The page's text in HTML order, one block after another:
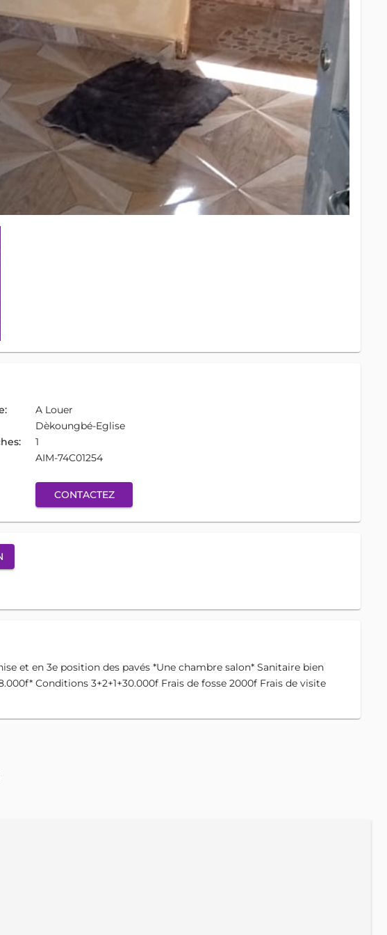
A Louer
Dèkoungbé-Eglise
1
AIM-74C01254
CONTACTEZ
et en 3e position des pavés *Une chambre salon* Sanitaire bien
Conditions 3+2+1+30.000f Frais de fosse 2000f Frais de visite